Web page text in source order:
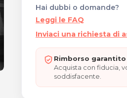
Hai dubbi o domande?
Leggi le FAQ
Inviaci una richiesta di
Rimborso
Acquista con fiducia,
soddisfacente.